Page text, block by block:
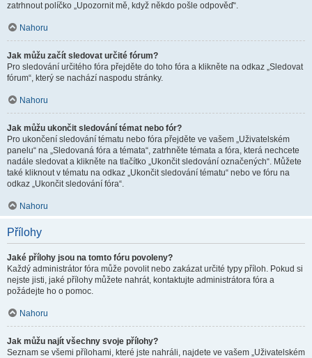
zatrhnout políčko „Upozornit mě, když někdo pošle odpověď“.
Nahoru
Jak můžu začít sledovat určité fórum?
Pro sledování určitého fóra přejděte do toho fóra a klikněte na odkaz „Sledovat
fórum“, který se nachází naspodu stránky.
Nahoru
Jak můžu ukončit sledování témat nebo fór?
Pro ukončení sledování tématu nebo fóra přejděte ve vašem „Uživatelském
panelu“ na „Sledovaná fóra a témata“, zatrhněte témata a fóra, která nechcete
nadále sledovat a klikněte na tlačítko „Ukončit sledování označených“. Můžete
také kliknout v tématu na odkaz „Ukončit sledování tématu“ nebo ve fóru na
odkaz „Ukončit sledování fóra“.
Nahoru
Přílohy
Jaké přílohy jsou na tomto fóru povoleny?
Každý administrátor fóra může povolit nebo zakázat určité typy příloh. Pokud si
nejste jisti, jaké přílohy můžete nahrát, kontaktujte administrátora fóra a
požádejte ho o pomoc.
Nahoru
Jak můžu najít všechny svoje přílohy?
Seznam se všemi přílohami, které jste nahráli, najdete ve vašem „Uživatelském